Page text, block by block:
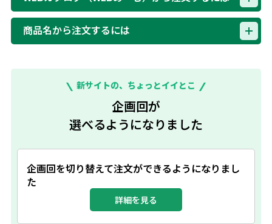
商品名から注文するには
新サイトの、ちょっとイイとこ
企画回が
選べるようになりました
企画回を切り替えて注文ができるようになりまし
た
詳細を見る